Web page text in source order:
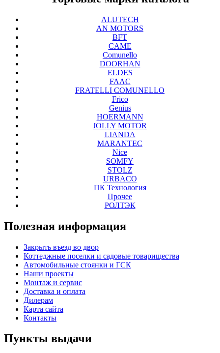
ALUTECH
AN MOTORS
BFT
CAME
Comunello
DOORHAN
ELDES
FAAC
FRATELLI COMUNELLO
Frico
Genius
HOERMANN
JOLLY MOTOR
LIANDA
MARANTEC
Nice
SOMFY
STOLZ
URBACO
ПК Технология
Прочее
РОЛТЭК
Полезная информация
Закрыть въезд во двор
Коттеджные поселки и садовые товарищества
Автомобильные стоянки и ГСК
Наши проекты
Монтаж и сервис
Доставка и оплата
Дилерам
Карта сайта
Контакты
Пункты выдачи